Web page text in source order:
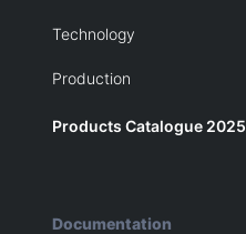
Technology
Production
Products Catalogue 2025
Documentation